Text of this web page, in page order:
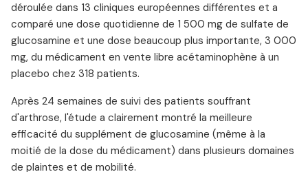
déroulée dans 13 cliniques européennes différentes et a
comparé une dose quotidienne de 1 500 mg de sulfate de
glucosamine et une dose beaucoup plus importante, 3 000
mg, du médicament en vente libre acétaminophène à un
placebo chez 318 patients.
Après 24 semaines de suivi des patients souffrant
d'arthrose, l'étude a clairement montré la meilleure
efficacité du supplément de glucosamine (même à la
moitié de la dose du médicament) dans plusieurs domaines
de plaintes et de mobilité.